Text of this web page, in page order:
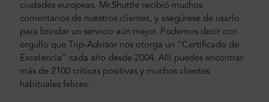
ciudades europeas. Mr.Shuttle recibió muchos
comentarios de nuestros clientes, y asegúrese de usarlo
para brindar un servicio aún mejor. Podemos decir con
orgullo que Trip-Advisor nos otorga un "Certificado de
Excelencia" cada año desde 2004. Allí puedes encontrar
más de 2100 críticas positivas y muchos clientes
habituales felices.